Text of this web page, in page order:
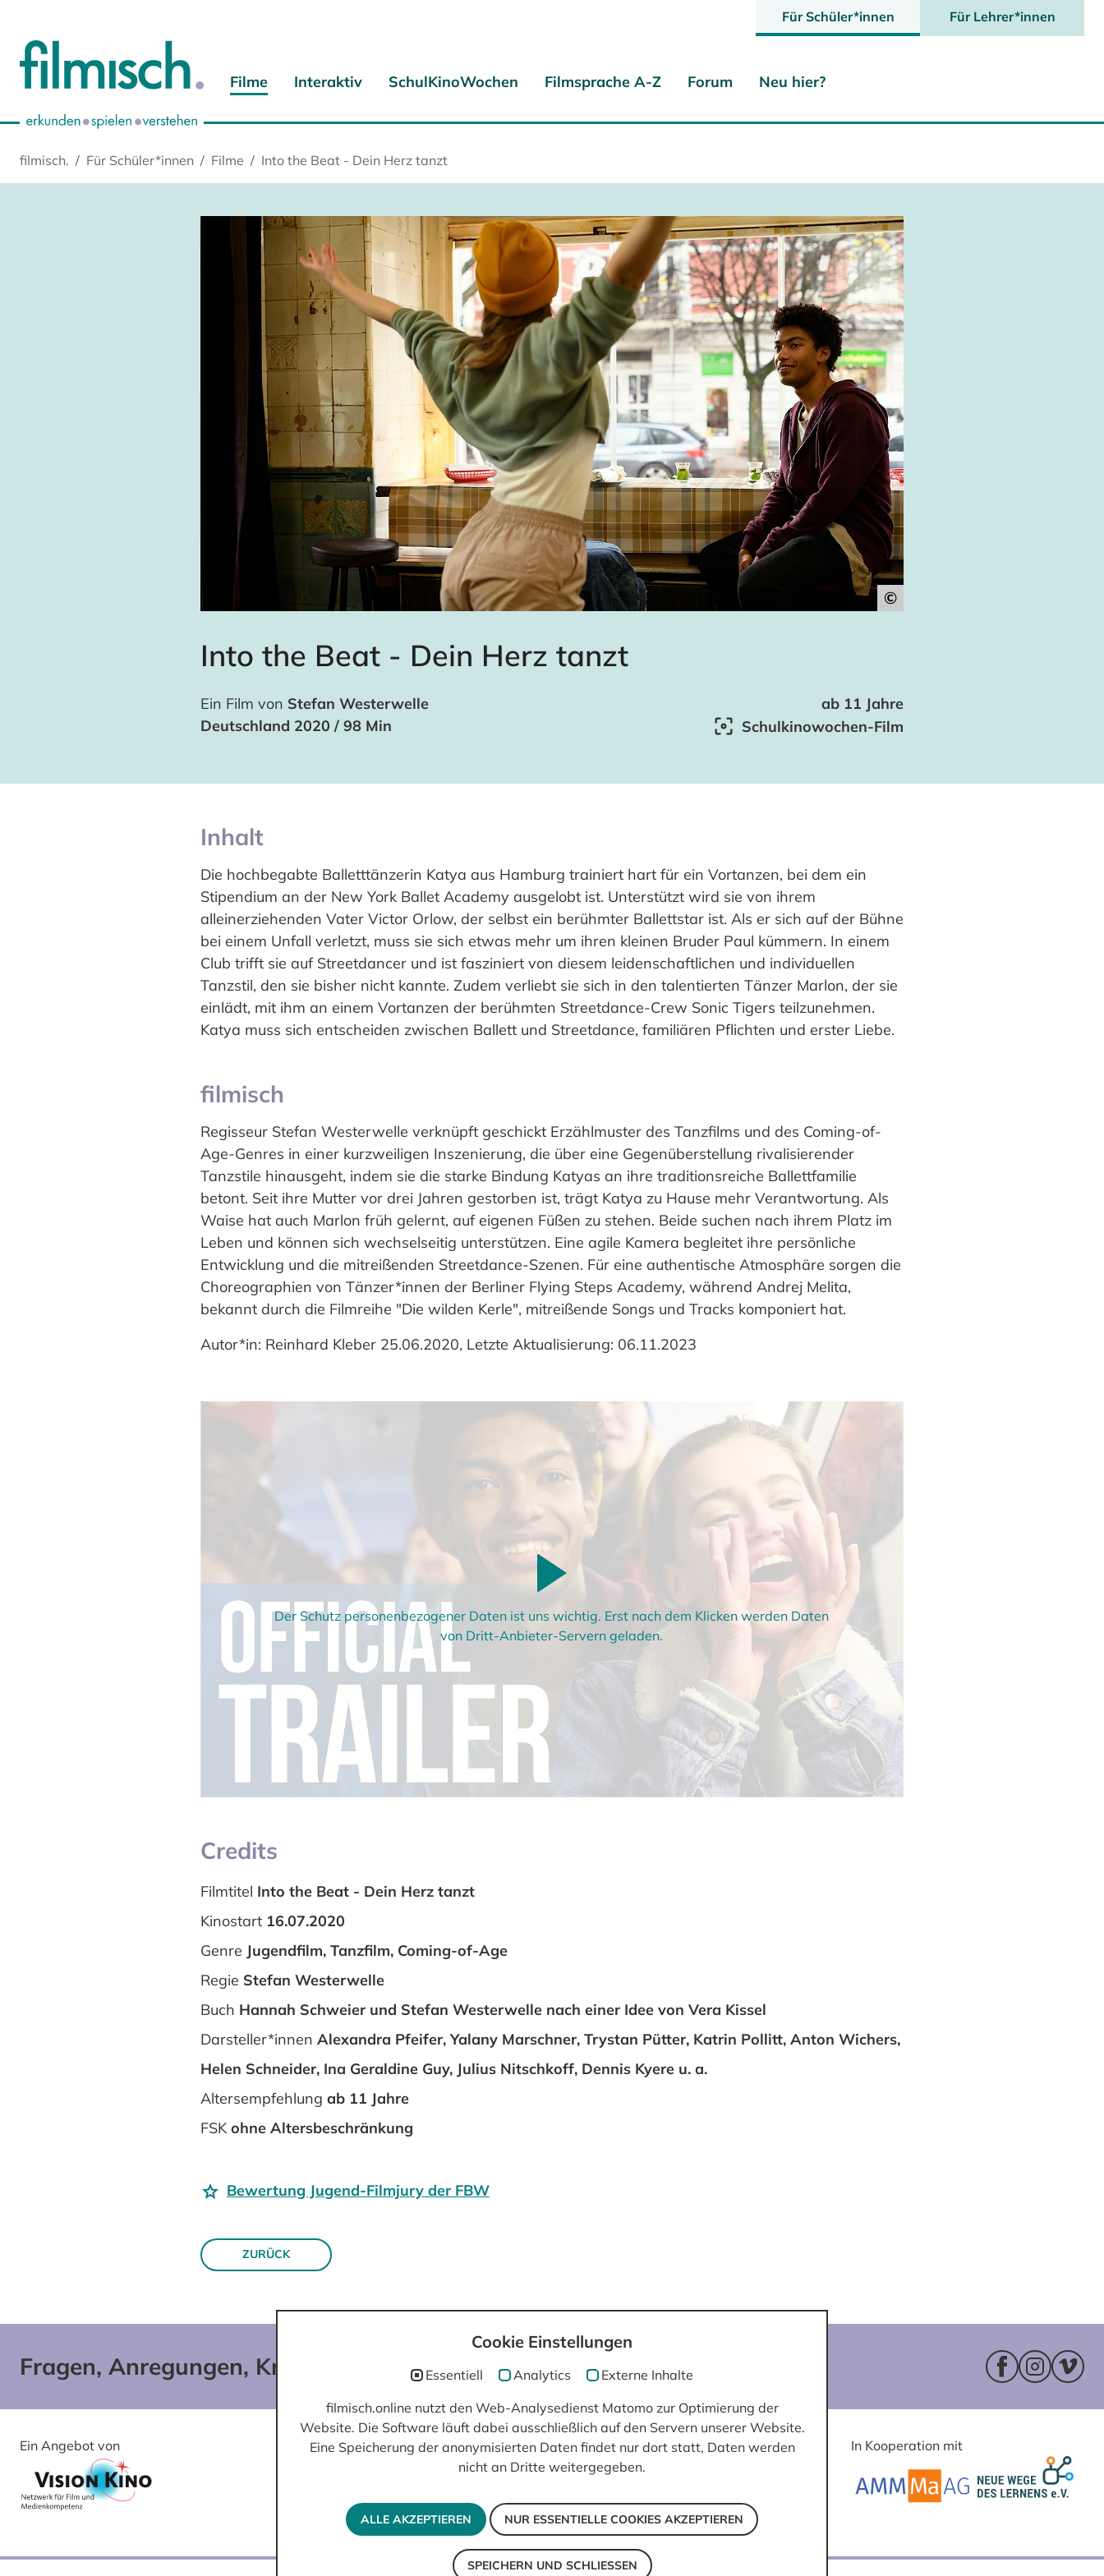
Für Schüler*innen Für Lehrer*innen
Filme Interaktiv SchulKinoWochen Filmsprache A-Z Forum Neu hier?
filmisch. Für Schüler*innen Filme Into the Beat - Dein Herz tanzt
©
Into the Beat - Dein Herz tanzt
Ein Film von Stefan Westerwelle
Deutschland 2020 / 98 Min
ab 11 Jahre
Schulkinowochen-Film
Inhalt
Die hochbegabte Balletttänzerin Katya aus Hamburg trainiert hart für ein Vortanzen, bei dem ein
Stipendium an der New York Ballet Academy ausgelobt ist. Unterstützt wird sie von ihrem
alleinerziehenden Vater Victor Orlow, der selbst ein berühmter Ballettstar ist. Als er sich auf der Bühne
bei einem Unfall verletzt, muss sie sich etwas mehr um ihren kleinen Bruder Paul kümmern. In einem
Club trifft sie auf Streetdancer und ist fasziniert von diesem leidenschaftlichen und individuellen
Tanzstil, den sie bisher nicht kannte. Zudem verliebt sie sich in den talentierten Tänzer Marlon, der sie
einlädt, mit ihm an einem Vortanzen der berühmten Streetdance-Crew Sonic Tigers teilzunehmen.
Katya muss sich entscheiden zwischen Ballett und Streetdance, familiären Pflichten und erster Liebe.
filmisch
Regisseur Stefan Westerwelle verknüpft geschickt Erzählmuster des Tanzfilms und des Coming-of-
Age-Genres in einer kurzweiligen Inszenierung, die über eine Gegenüberstellung rivalisierender
Tanzstile hinausgeht, indem sie die starke Bindung Katyas an ihre traditionsreiche Ballettfamilie
betont. Seit ihre Mutter vor drei Jahren gestorben ist, trägt Katya zu Hause mehr Verantwortung. Als
Waise hat auch Marlon früh gelernt, auf eigenen Füßen zu stehen. Beide suchen nach ihrem Platz im
Leben und können sich wechselseitig unterstützen. Eine agile Kamera begleitet ihre persönliche
Entwicklung und die mitreißenden Streetdance-Szenen. Für eine authentische Atmosphäre sorgen die
Choreographien von Tänzer*innen der Berliner Flying Steps Academy, während Andrej Melita,
bekannt durch die Filmreihe "Die wilden Kerle", mitreißende Songs und Tracks komponiert hat.
Autor*in: Reinhard Kleber 25.06.2020, Letzte Aktualisierung: 06.11.2023
Der Schutz personenbezogener Daten ist uns wichtig. Erst nach dem Klicken werden Daten
von Dritt-Anbieter-Servern geladen.
Credits
Filmtitel Into the Beat - Dein Herz tanzt
Kinostart 16.07.2020
Genre Jugendfilm, Tanzfilm, Coming-of-Age
Regie Stefan Westerwelle
Buch Hannah Schweier und Stefan Westerwelle nach einer Idee von Vera Kissel
Darsteller*innen Alexandra Pfeifer, Yalany Marschner, Trystan Pütter, Katrin Pollitt, Anton Wichers,
Helen Schneider, Ina Geraldine Guy, Julius Nitschkoff, Dennis Kyere u. a.
Altersempfehlung ab 11 Jahre
FSK ohne Altersbeschränkung
Bewertung Jugend-Filmjury der FBW
ZURÜCK
Fragen, Anregungen, Kritik? post(at)filmisch.online
Ein Angebot von Gefördert von In Kooperation mit
Cookie Einstellungen
Essentiell Analytics Externe Inhalte
filmisch.online nutzt den Web-Analysedienst Matomo zur Optimierung der
Website. Die Software läuft dabei ausschließlich auf den Servern unserer Website.
Eine Speicherung der anonymisierten Daten findet nur dort statt, Daten werden
nicht an Dritte weitergegeben.
ALLE AKZEPTIEREN NUR ESSENTIELLE COOKIES AKZEPTIEREN
SPEICHERN UND SCHLIESSEN